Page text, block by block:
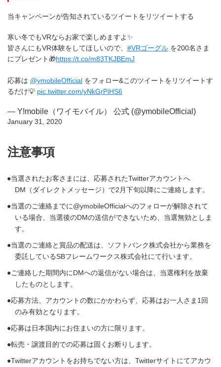
当キャンペーンが告知されているツイートをリツイートする
寒い冬でもVRならお家で楽しめますよ✨
皆さんにもVR体験をしてほしいので、 #VRゴーグル を200名さま
にプレゼント🎁https://t.co/m83TKJBEmJ
応募は @ymobileOfficial をフォロー&このツイートをリツイートす
るだけ💡 pic.twitter.com/yNkGrPiHS6
— Y!mobile（ワイモバイル） 公式 (@ymobileOfficial)
January 31, 2020
注意事項
当選されたお客さまには、応募されたTwitterアカウントへ
DM（ダイレクトメッセージ）で2月下旬以降にご連絡します。
当選のご連絡までに@ymobileOfficialへのフォローが解除されて
いる場合、当選後のDMの送信ができないため、当選無効としま
す。
当選のご連絡と賞品の配送は、ソフトバンク株式会社から業務を
委託しているSBフレームワークス株式会社にて行います。
ご連絡した期間内にDMへの返信がない場合は、当選権利を放棄
したものとします。
応募方法、アカウントの数にかかわらず、応募はお一人さま1回
のみ有効となります。
応募は日本国内にお住まいの方に限ります。
転売・譲渡目的での応募は固くお断りします。
Twitterアカウントをお持ちでない方は、Twitterサイトにてアカウ